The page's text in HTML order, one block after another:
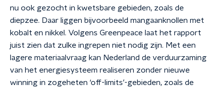
nu ook gezocht in kwetsbare gebieden, zoals de
diepzee. Daar liggen bijvoorbeeld mangaanknollen met
kobalt en nikkel. Volgens Greenpeace laat het rapport
juist zien dat zulke ingrepen niet nodig zijn. Met een
lagere materiaalvraag kan Nederland de verduurzaming
van het energiesysteem realiseren zonder nieuwe
winning in zogeheten ‘off-limits’-gebieden, zoals de